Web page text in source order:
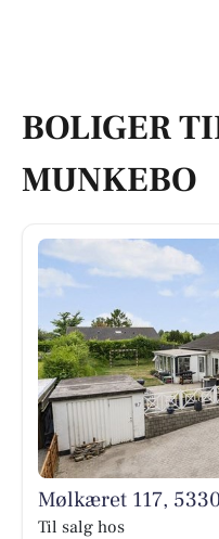
BOLIGER
MUNKEBO
Mølkæret 117,
Til salg hos